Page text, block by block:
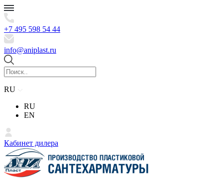
+7 495 598 54 44
info@aniplast.ru
RU
RU
EN
Кабинет дилера